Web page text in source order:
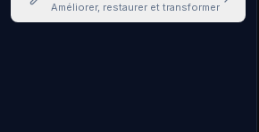
Améliorer, restaurer et transformer